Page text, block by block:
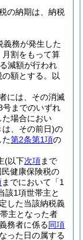
の納期は、納税
義務が発生した
割をもって算
減額が行われ
額とする。以
には、その消滅
号までのいずれ
場合におい
、その前日)の
た第2条第1項の
(以下次項まで
民健康保険税の
までにおいて「1
該1項世帯主と
した当該納税義
主となった者
務者に係る同項
った日の属する